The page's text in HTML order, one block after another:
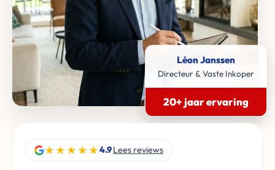
Léon Janssen
Directeur & Vaste Inkoper
20+ jaar ervaring
★★★★★4.9Lees reviews